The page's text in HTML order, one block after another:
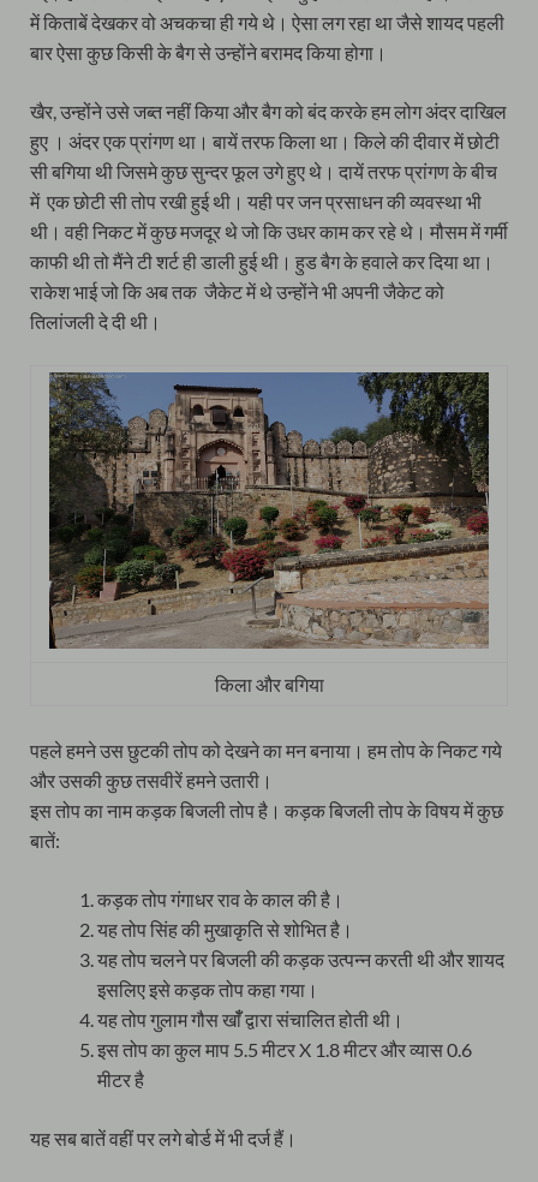
में किताबें देखकर वो अचकचा ही गये थे। ऐसा लग रहा था जैसे शायद पहली
बार ऐसा कुछ किसी के बैग से उन्होंने बरामद किया होगा।
खैर, उन्होंने उसे जब्त नहीं किया और बैग को बंद करके हम लोग अंदर दाखिल
हुए । अंदर एक प्रांगण था। बायें तरफ किला था। किले की दीवार में छोटी
सी बगिया थी जिसमे कुछ सुन्दर फूल उगे हुए थे। दायें तरफ प्रांगण के बीच
में एक छोटी सी तोप रखी हुई थी। यही पर जन प्रसाधन की व्यवस्था भी
थी। वही निकट में कुछ मजदूर थे जो कि उधर काम कर रहे थे। मौसम में गर्मी
काफी थी तो मैंने टी शर्ट ही डाली हुई थी। हुड बैग के हवाले कर दिया था।
राकेश भाई जो कि अब तक जैकेट में थे उन्होंने भी अपनी जैकेट को
तिलांजली दे दी थी।
किला और बगिया
पहले हमने उस छुटकी तोप को देखने का मन बनाया। हम तोप के निकट गये
और उसकी कुछ तसवीरें हमने उतारी।
इस तोप का नाम कड़क बिजली तोप है। कड़क बिजली तोप के विषय में कुछ
बातें:
कड़क तोप गंगाधर राव के काल की है।
यह तोप सिंह की मुखाकृति से शोभित है।
यह तोप चलने पर बिजली की कड़क उत्पन्न करती थी और शायद
इसलिए इसे कड़क तोप कहा गया।
यह तोप गुलाम गौस खाँँ द्वारा संचालित होती थी।
इस तोप का कुल माप 5.5 मीटर X 1.8 मीटर और व्यास 0.6
मीटर है
यह सब बातें वहीं पर लगे बोर्ड में भी दर्ज हैं।